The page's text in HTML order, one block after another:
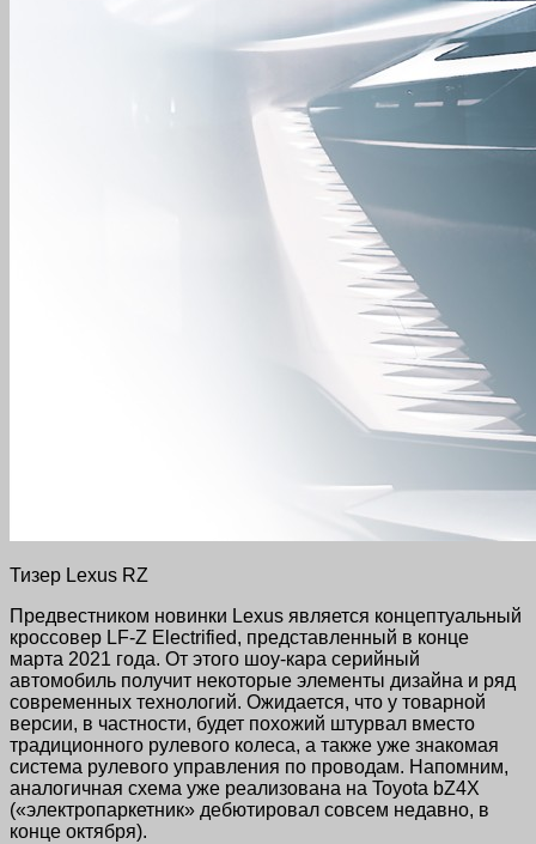
Тизер Lexus RZ
Предвестником новинки Lexus является концептуальный
кроссовер LF-Z Electrified, представленный в конце
марта 2021 года. От этого шоу-кара серийный
автомобиль получит некоторые элементы дизайна и ряд
современных технологий. Ожидается, что у товарной
версии, в частности, будет похожий штурвал вместо
традиционного рулевого колеса, а также уже знакомая
система рулевого управления по проводам. Напомним,
аналогичная схема уже реализована на Toyota bZ4X
(«электропаркетник» дебютировал совсем недавно, в
конце октября).